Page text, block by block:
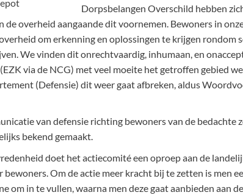
Dorpsbelangen Overschild hebben
overheid aangaande dit voornemen. Bewoners in
om erkenning en oplossingen te krijgen rondom
We vinden dit onrechtvaardig, inhumaan, en
via de NCG) met veel moeite het getroffen gebied
(Defensie) dit weer gaat afbreken, aldus
van defensie richting bewoners van de bedachte
bekend gemaakt.
doet het actiecomité een oproep aan de
Om de actie meer kracht bij te zetten is men
om in te vullen, waarna men deze gaat aanbieden aan